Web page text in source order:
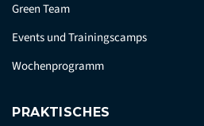
Green Team
Events und Trainingscamps
Wochenprogramm
PRAKTISCHES